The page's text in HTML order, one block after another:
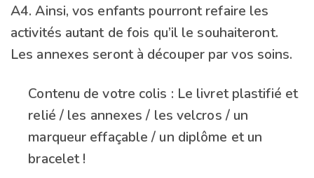
A4. Ainsi, vos enfants pourront refaire les
activités autant de fois qu’il le souhaiteront.
Les annexes seront à découper par vos soins.
Contenu de votre colis : Le livret plastifié et
relié / les annexes / les velcros / un
marqueur effaçable / un diplôme et un
bracelet !